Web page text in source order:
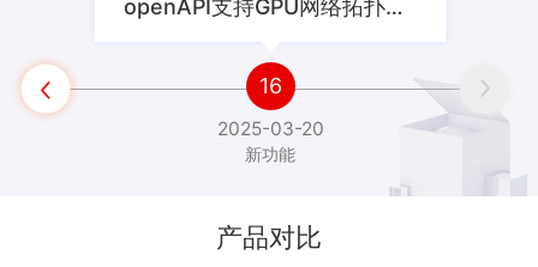
 
16
openAPI支持GPU网络拓扑查询
2025-03-20
新功能
产品对比